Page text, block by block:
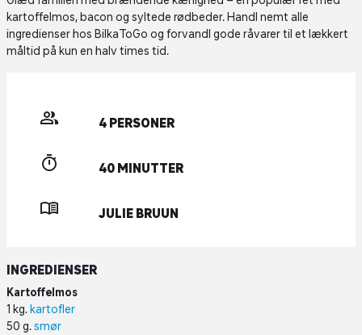
kartoffelmos, bacon og syltede rødbeder. Handl nemt alle
ingredienser hos BilkaToGo og forvandl gode råvarer til et lækkert
måltid på kun en halv times tid.
4 PERSONER
40 MINUTTER
JULIE BRUUN
INGREDIENSER
Kartoffelmos
1 kg. kartofler
50 g.smør